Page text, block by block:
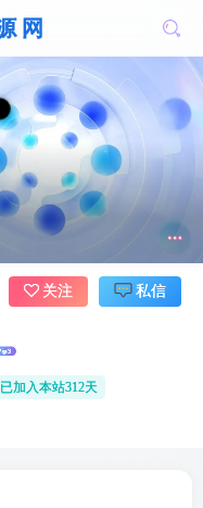
已加入本站312天
关注 私信